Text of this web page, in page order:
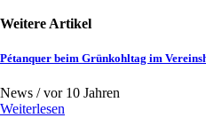
Weitere Artikel
Pétanquer beim Grünkohltag im
News /vor 10 Jahren
Weiterlesen